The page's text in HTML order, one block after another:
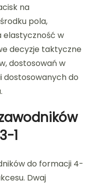
na
pola,
elastyczność w
decyzje taktyczne
dostosowań w
dostosowanych do
1
do formacji 4-
Dwaj